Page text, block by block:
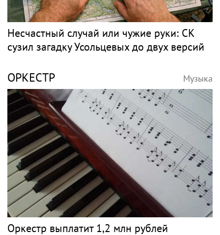
Несчастный случай или чужие руки: СК
сузил загадку Усольцевых до двух версий
ОРКЕСТР Музыка
Оркестр выплатит 1,2 млн рублей